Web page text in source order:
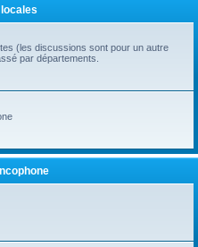
(les discussions sont pour un autre
par départements.